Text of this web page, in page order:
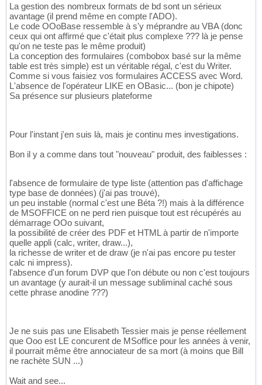
La gestion des nombreux formats de bd sont un sérieux
avantage (il prend même en compte l'ADO).
Le code OOoBase ressemble à s'y méprandre au VBA (donc
ceux qui ont affirmé que c'était plus complexe ??? là je pense
qu'on ne teste pas le même produit)
La conception des formulaires (combobox basé sur la même
table est très simple) est un véritable régal, c'est du Writer.
Comme si vous faisiez vos formulaires ACCESS avec Word.
L'absence de l'opérateur LIKE en OBasic... (bon je chipote)
Sa présence sur plusieurs plateforme
Pour l'instant j'en suis là, mais je continu mes investigations.
Bon il y a comme dans tout "nouveau" produit, des faiblesses :
l'absence de formulaire de type liste (attention pas d'affichage
type base de données) (j'ai pas trouvé),
un peu instable (normal c'est une Béta ?!) mais à la différence
de MSOFFICE on ne perd rien puisque tout est récupérés au
démarrage OOo suivant,
la possibilité de créer des PDF et HTML à partir de n'importe
quelle appli (calc, writer, draw...),
la richesse de writer et de draw (je n'ai pas encore pu tester
calc ni impress).
l'absence d'un forum DVP que l'on débute ou non c'est toujours
un avantage (y aurait-il un message subliminal caché sous
cette phrase anodine ???)
Je ne suis pas une Elisabeth Tessier mais je pense réellement
que Ooo est LE concurent de MSoffice pour les années à venir,
il pourrait même être annociateur de sa mort (à moins que Bill
ne rachète SUN ...)
Wait and see...